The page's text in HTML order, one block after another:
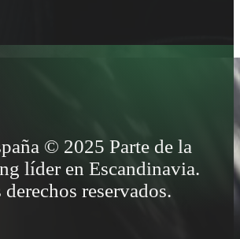
© 2025 Parte de la
líder en Escandinavia.
reservados.